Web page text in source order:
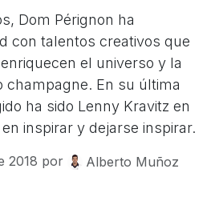
Dom Pérignon ha
con talentos creativos que
el universo y la
champagne. En su última
ha sido Lenny Kravitz en
inspirar y dejarse inspirar.
2018 por Alberto Muñoz